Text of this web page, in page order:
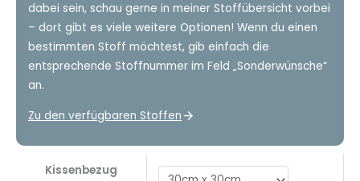
dabei sein, schau gerne in meiner Stoffübersicht vorbei
– dort gibt es viele weitere Optionen! Wenn du einen
bestimmten Stoff möchtest, gib einfach die
entsprechende Stoffnummer im Feld „Sonderwünsche“
an.
Zu den verfügbaren Stoffen
Kissenbezug